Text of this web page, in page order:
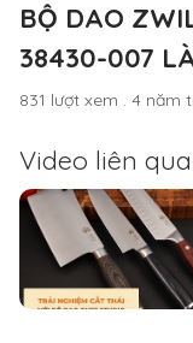
BỘ DAO
38430-007
831 lượt xem . 4 năm
Video liên